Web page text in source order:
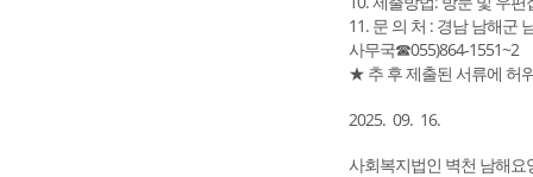
11. 문 의 처 : 경남 남해군
사무국☎055)864-1551~2
★ 추 후 제출된 서류에 허
2025. 09. 16.
사회복지법인 벽천 남해요